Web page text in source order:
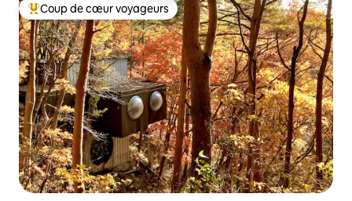
Coup de cœur voyageurs parmi les plus aimés
Coup de cœur voyageurs